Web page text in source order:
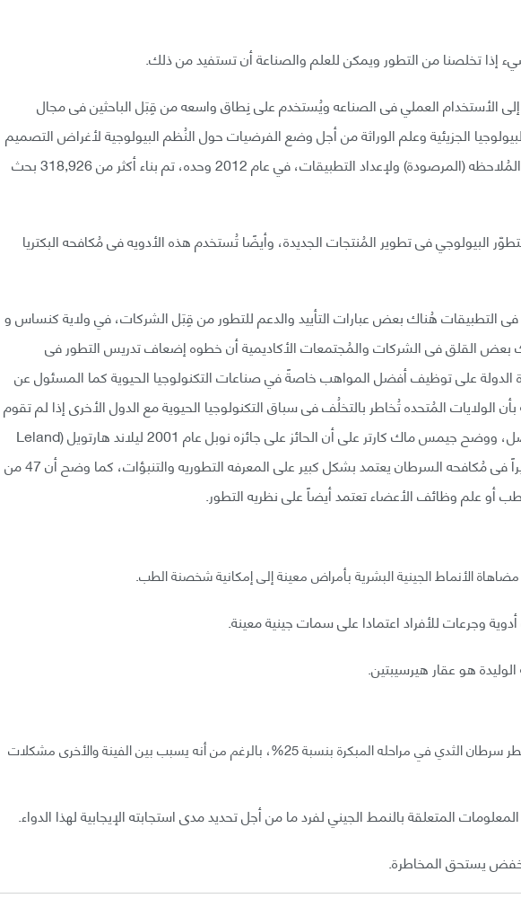
إذا تخلصنا من التطور ويمكن للعلم والصناعة أن تستفيد من ذلك.
الأستخدام العملي فى الصناعه ويُستخدم على نِطاق واسعه من قِبَل الباحثين فى مجال
الجزيئية وعلم الوراثة من أجل وضع الفرضيات حول النُظم البيولوجية لأغراض التصميم
التجريبي ولترشيد البيانات المُلاحظه (المرصودة) ولإعداد التطبيقات، في عام 2012 وحده، تم بناء أكثر من 318,926 بحث
البيولوجي فى تطوير المُنتجات الجديدة، وأيضًا تُستخدم هذه الأدويه فى مُكافحه البكتريا
التطبيقات هُناك بعض عبارات التأييد والدعم للتطور من قِبَل الشركات، في ولاية كنساس و
القلق فى الشركات والمُجتمعات الأكاديمية أن خطوه إضعاف تدريس التطور فى
على توظيف أفضل المواهب خاصةً في صناعات التكنولوجيا الحيوية كما المسئول عن
بأن الولايات المُتحده تُخاطر بالتخلُف فى سباق التكنولوجيا الحيوية مع الدول الأخرى إذا لم تقوم
بتدريس التطوّر بشكل أفضل، ووضح جيمس ماك كارتر على أن الحائز على جائزه نوبل عام 2001 ليلاند هارتويل (Leland
Hartwell) الذى أحدث تأثيراً فى مُكافحه السرطان يعتمد بشكل كبير على المعرفه التطوريه والتنبؤات، كما وضح أن 47 من
الأنماط الجينية البشرية بأمراض معينة إلى إمكانية شخصنة الطب.
وجرعات للأفراد اعتمادا على سمات جينية معينة.
هو عقار هيرسيبتين.
الذي بمقدوره التقليل من خطر سرطان الثدي في مراحله المبكرة بنسبة 25%، بالرغم من أنه يسبب بين الفينة والأخرى مشكلات
المتعلقة بالنمط الجيني لفرد ما من أجل تحديد مدى استجابته الإيجابية لهذا الدواء.
يستحق المخاطرة.